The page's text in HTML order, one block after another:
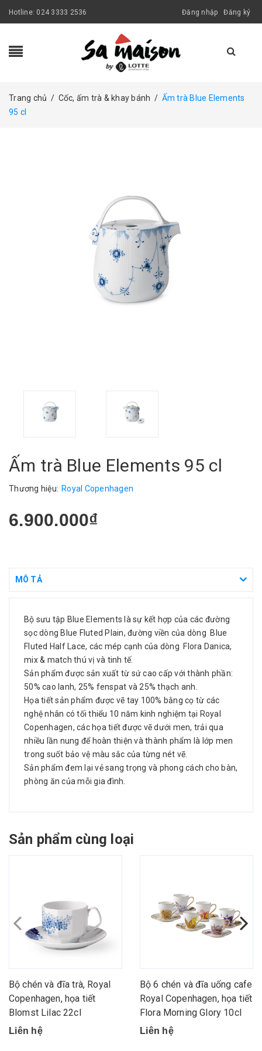
Hotline: 024 3333 2536 Đăng nhập Đăng ký
Trang chủ / Cốc, ấm trà & khay bánh / Ấm trà Blue Elements
95 cl
Ấm trà Blue Elements 95 cl
Thương hiệu: Royal Copenhagen
6.900.000₫
MÔ TẢ
Bộ sưu tập Blue Elements là sự kết hợp của các đường
sọc dòng Blue Fluted Plain, đường viền của dòng Blue
Fluted Half Lace, các mép cạnh của dòng Flora Danica,
mix & match thú vị và tinh tế.
Sản phẩm được sản xuất từ sứ cao cấp với thành phần:
50% cao lanh, 25% fenspat và 25% thạch anh.
Họa tiết sản phẩm được vẽ tay 100% bằng cọ từ các
nghệ nhân có tối thiểu 10 năm kinh nghiệm tại Royal
Copenhagen, các họa tiết được vẽ dưới men, trải qua
nhiều lần nung để hoàn thiện và thành phẩm là lớp men
trong suốt bảo vệ màu sắc của từng nét vẽ.
Sản phẩm đem lại vẻ sang trọng và phong cách cho bàn,
phòng ăn của mỗi gia đình.
Sản phẩm cùng loại
Bộ chén và đĩa trà, Royal
Copenhagen, họa tiết
Blomst Lilac 22cl
Liên hệ
Bộ 6 chén và đĩa uống cafe
Royal Copenhagen, họa tiết
Flora Morning Glory 10cl
Liên hệ